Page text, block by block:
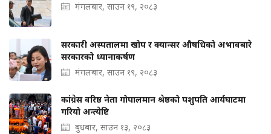
मंगलबार, साउन १९, २०८३
सरकारी अस्पतालमा खोप र क्यान्सर औषधिको अभावबारे
सरकारको ध्यानाकर्षण
मंगलबार, साउन १९, २०८३
कांग्रेस वरिष्ठ नेता गोपालमान श्रेष्ठको पशुपति आर्यघाटमा
गरियो अन्त्येष्टि
बुधबार, साउन १३, २०८३